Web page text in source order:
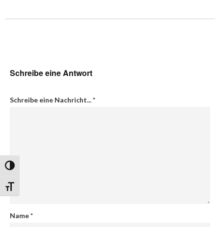
Umschalten auf hohe Kontraste
Schrift vergrößern
Schreibe eine Antwort
Schreibe eine Nachricht...*
Name*